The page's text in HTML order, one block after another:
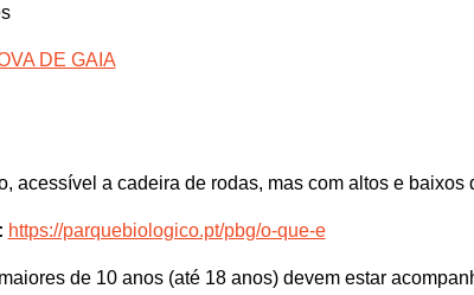
DE GAIA
acessível a cadeira de rodas, mas com altos e
https://parquebiologico.pt/pbg/o-que-e
de 10 anos (até 18 anos) devem estar